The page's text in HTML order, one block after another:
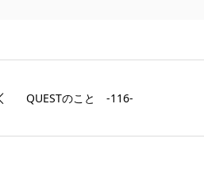
QUESTのこと ‐116‐